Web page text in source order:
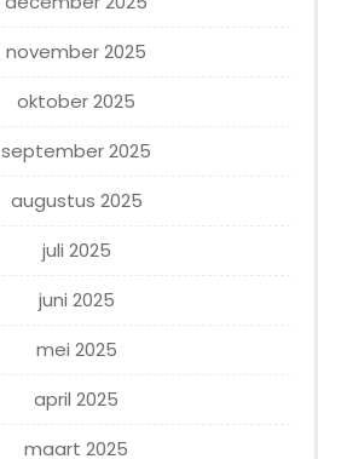
november 2025
oktober 2025
september 2025
augustus 2025
juli 2025
juni 2025
mei 2025
april 2025
maart 2025